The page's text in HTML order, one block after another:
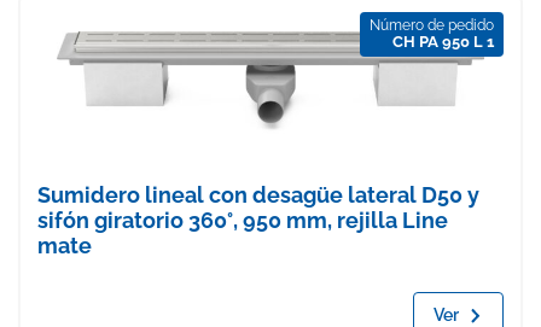
Número de pedido
CH PA 950 L 1
Sumidero lineal con desagüe lateral D50 y
sifón giratorio 360°, 950 mm, rejilla Line
mate
Ver